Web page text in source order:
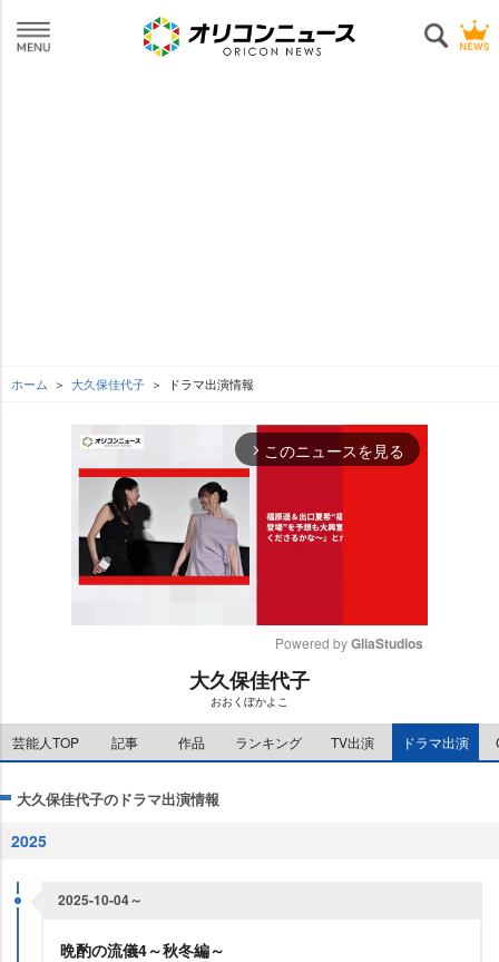
ホーム 大久保佳代子 ドラマ出演情報
arrow_forward_ios このニュースを見る
e
Powered by GliaStudios
大久保佳代子
おおくぼかよこ
芸能人TOP 記事 作品 ランキング TV出演 ドラマ出演
大久保佳代子のドラマ出演情報
2025
2025-10-04～
晩酌の流儀4～秋冬編～